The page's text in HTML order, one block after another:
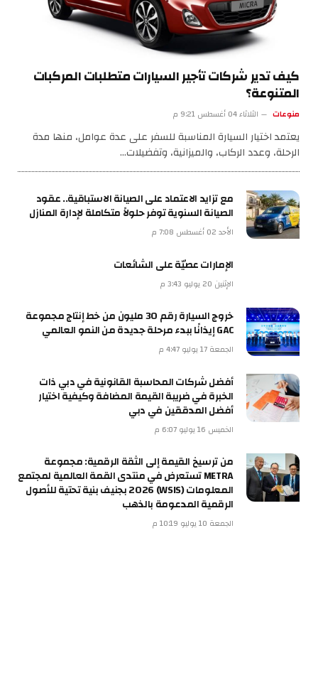
كيف تدير شركات تأجير السيارات متطلبات المركبات
المتنوعة؟
منوعات الثلاثاء 04 أغسطس 9:21 م
يعتمد اختيار السيارة المناسبة للسفر على عدة عوامل، منها مدة
الرحلة، وعدد الركاب، والميزانية، وتفضيلات…
مع تزايد الاعتماد على الصيانة الاستباقية.. عقود
الصيانة السنوية توفر حلولاً متكاملة لإدارة المنازل
الأحد 02 أغسطس 7:08 م
الإمارات عصيّة على الشائعات
الإثنين 20 يوليو 3:43 م
خروج السيارة رقم 30 مليون من خط إنتاج مجموعة
GAC إيذانًا ببدء مرحلة جديدة من النمو العالمي
الجمعة 17 يوليو 4:47 م
أفضل شركات المحاسبة القانونية في دبي ذات
الخبرة في ضريبة القيمة المضافة وكيفية اختيار
أفضل المدققين في دبي
الخميس 16 يوليو 6:07 م
من ترسيخ القيمة إلى الثقة الرقمية: مجموعة
METRA تستعرض في منتدى القمة العالمية لمجتمع
المعلومات (WSIS) 2026 بجنيف بنية تحتية للأصول
الرقمية المدعومة بالذهب
الجمعة 10 يوليو 10:19 م